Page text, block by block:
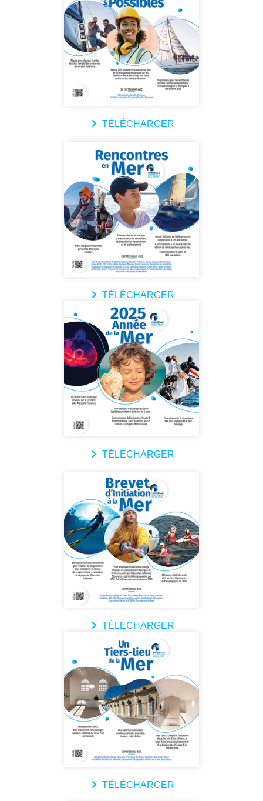
TÉLÉCHARGER
TÉLÉCHARGER
TÉLÉCHARGER
TÉLÉCHARGER
TÉLÉCHARGER